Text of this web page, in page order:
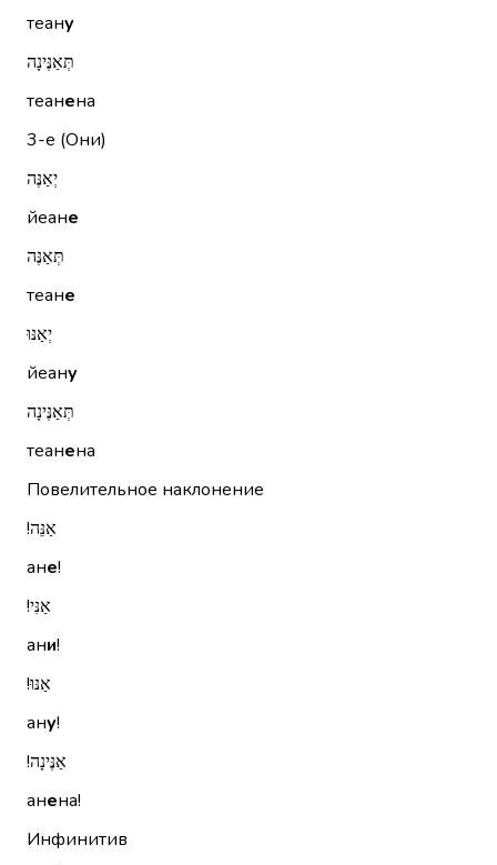
теану
תְּאַנֶּינָה
теанена
3-е (Они)
יְאַנֶּה
йеане
תְּאַנֶּה
теане
יְאַנּוּ
йеану
תְּאַנֶּינָה
теанена
Повелительное наклонение
אַנֵּה!‏
ане!
אַנִּי!‏
ани!
אַנּוּ!‏
ану!
אַנֶּינָה!‏
анена!
Инфинитив